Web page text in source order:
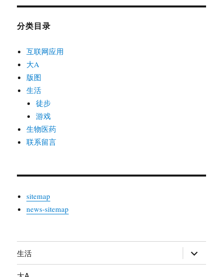
分类目录
互联网应用
大A
版图
生活
徒步
游戏
生物医药
联系留言
sitemap
news-sitemap
生活
开